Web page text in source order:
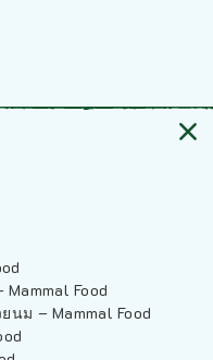
Food
นม – Mammal Food